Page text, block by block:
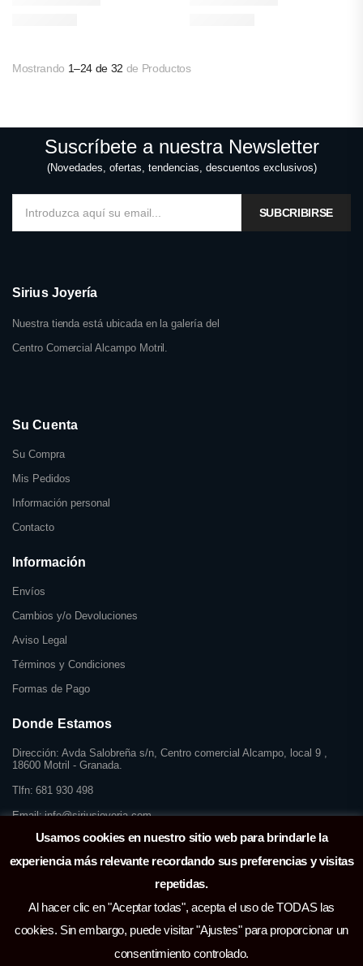
Mostrando 1–24 de 32 de Productos
Suscríbete a nuestra Newsletter
(Novedades, ofertas, tendencias, descuentos exclusivos)
SUBCRIBIRSE
Sirius Joyería
Nuestra tienda está ubicada en la galería del
Centro Comercial Alcampo Motril.
Su Cuenta
Su Compra
Mis Pedidos
Información personal
Contacto
Información
Envíos
Cambios y/o Devoluciones
Aviso Legal
Términos y Condiciones
Formas de Pago
Donde Estamos
Tlfn: 681 930 498
Email: info@siriusjoyeria.com
Dirección: Avda Salobreña s/n, Centro comercial Alcampo, local 9 ,
18600 Motril - Granada.
Usamos cookies en nuestro sitio web para brindarle la
experiencia más relevante recordando sus preferencias y visitas
repetidas.
Al hacer clic en "Aceptar todas", acepta el uso de TODAS las
cookies. Sin embargo, puede visitar "Ajustes" para proporcionar un
consentimiento controlado.